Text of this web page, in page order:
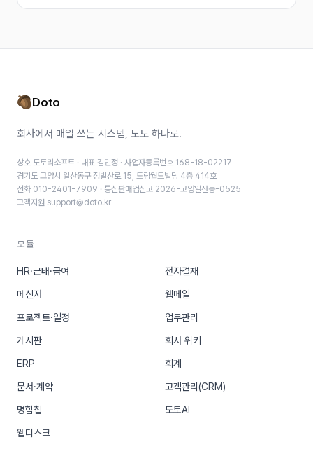
Doto
회사에서 매일 쓰는 시스템, 도토 하나로.
상호 도토리소프트 · 대표 김민정 · 사업자등록번호 168-18-02217
경기도 고양시 일산동구 정발산로 15, 드림월드빌딩 4층 414호
전화 010-2401-7909 · 통신판매업신고 2026-고양일산동-0525
고객지원 support@doto.kr
모듈
HR·근태·급여 전자결재
메신저 웹메일
프로젝트·일정 업무관리
게시판 회사 위키
ERP 회계
문서·계약 고객관리(CRM)
명함첩 도토AI
웹디스크